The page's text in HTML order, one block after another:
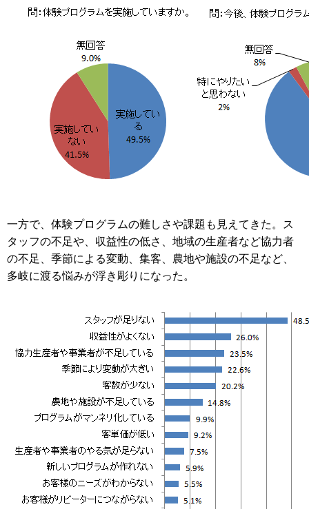
一方で、体験プログラムの難しさや課題も見えてきた。ス
タッフの不足や、収益性の低さ、地域の生産者など協力者
の不足、季節による変動、集客、農地や施設の不足など、
多岐に渡る悩みが浮き彫りになった。